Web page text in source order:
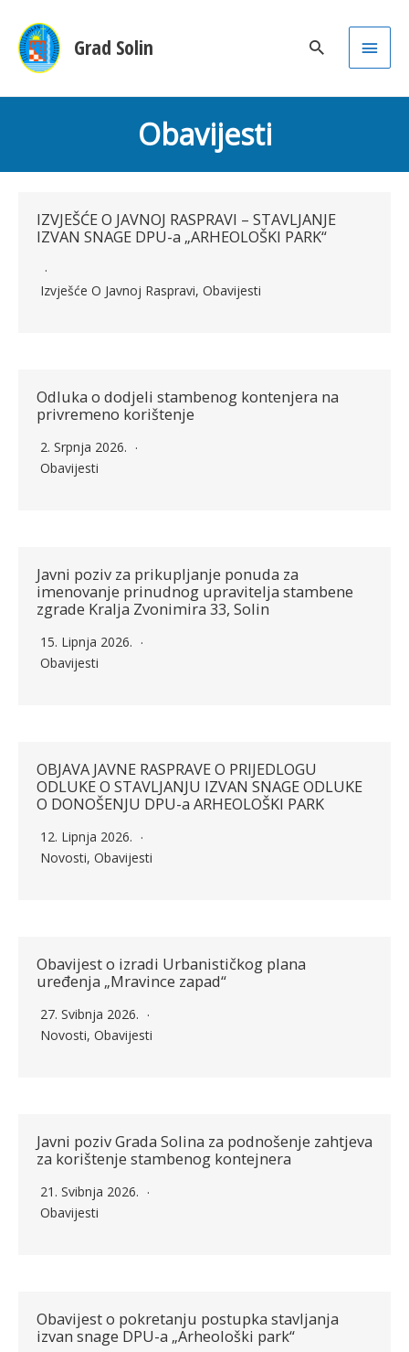
Grad Solin
Main
Obavijesti
IZVJEŠĆE O JAVNOJ RASPRAVI – STAVLJANJE
IZVAN SNAGE DPU-a „ARHEOLOŠKI PARK“
Izvješće O Javnoj Raspravi, Obavijesti
Odluka o dodjeli stambenog kontenjera na
privremeno korištenje
2. Srpnja 2026.
Obavijesti
Javni poziv za prikupljanje ponuda za
imenovanje prinudnog upravitelja stambene
zgrade Kralja Zvonimira 33, Solin
15. Lipnja 2026.
Obavijesti
OBJAVA JAVNE RASPRAVE O PRIJEDLOGU
ODLUKE O STAVLJANJU IZVAN SNAGE ODLUKE
O DONOŠENJU DPU-a ARHEOLOŠKI PARK
12. Lipnja 2026.
Novosti, Obavijesti
Obavijest o izradi Urbanističkog plana
uređenja „Mravince zapad“
27. Svibnja 2026.
Novosti, Obavijesti
Javni poziv Grada Solina za podnošenje zahtjeva
za korištenje stambenog kontejnera
21. Svibnja 2026.
Obavijesti
Obavijest o pokretanju postupka stavljanja
izvan snage DPU-a „Arheološki park“